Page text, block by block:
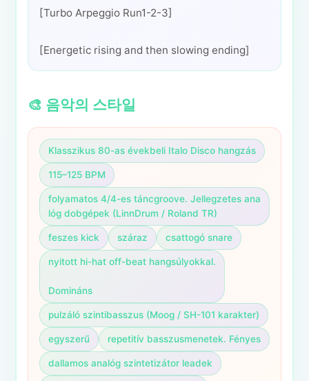
[Turbo Arpeggio Run1-2-3]
[Energetic rising and then slowing ending]
🎨 음악의 스타일
Klasszikus 80-as évekbeli Italo Disco hangzás
115–125 BPM
folyamatos 4/4-es táncgroove. Jellegzetes ana
lóg dobgépek (LinnDrum / Roland TR)
feszes kick száraz csattogó snare
nyitott hi-hat off-beat hangsúlyokkal.
Domináns
pulzáló szintibasszus (Moog / SH-101 karakter)
egyszerű repetitív basszusmenetek. Fényes
dallamos analóg szintetizátor leadek